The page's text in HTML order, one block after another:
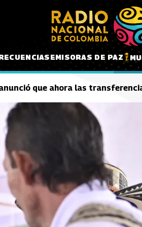
EMISORAS DE PAZ
que ahora las